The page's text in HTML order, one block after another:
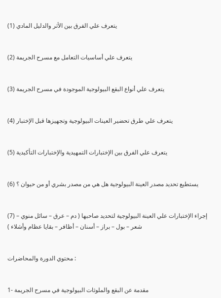
(1) يتعرف علي الفرق بين الأثر والدليل المادي
(2) يتعرف علي أساسيات التعامل مع مسرح الجريمة
(3) يتعرف علي أنواع البقع البيولوجية الموجودة في مسرح الجريمة
(4) يتعرف علي طرق تحضير العينات البيولوجية وتجهيزها قبل الإختبار
(5) يتعرف علي الفرق بين الإختبارات التمهيدية والإختبارات التأكيدية
(6) يستطيع تحديد مصدر العينة البيولوجية هل هي من مصدر بشري أو من حيوان ؟
(7) إجراء الإختبارات علي العينة البيولوجية لتحديد صاحبها ( دم – عرق – سائل منوي –
شعر – بول – براز – أسنان – أظافر – بقايا عظام وأشلاء )
محتوي الدورة والمحاضرات :
1- مقدمة عن البقع والملوثات البيولوجية في مسرح الجريمة